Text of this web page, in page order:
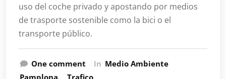
uso del coche privado y apostando por medios
de trasporte sostenible como la bici o el
transporte público.
One comment In Medio Ambiente
Pamplona
Trafico